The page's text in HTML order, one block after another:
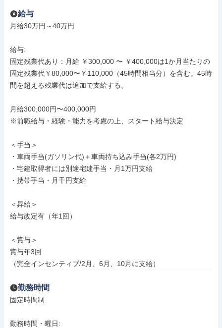
給与
月給30万円～40万円
給与:
固定残業代あり：月給 ￥300,000 〜 ￥400,000は1か月当たりの
固定残業代￥80,000〜￥110,000（45時間相当分）を含む。45時
間を超える残業代は追加で支給する。
月給300,000円〜400,000円
※前職給与・経験・能力を考慮の上、スタート給与決定
＜手当＞
・車両手当(ガソリン代)＋車両持ち込み手当(各2万円)
・宅建取得者には別途宅建手当・月1万円支給
・携帯手当・月千円支給
＜昇給＞
給与改定有（年1回）
＜賞与＞
賞与年3回
（完全インセンティブ/2月、6月、10月に支給）
勤務時間
固定時間制
勤務時間・曜日: